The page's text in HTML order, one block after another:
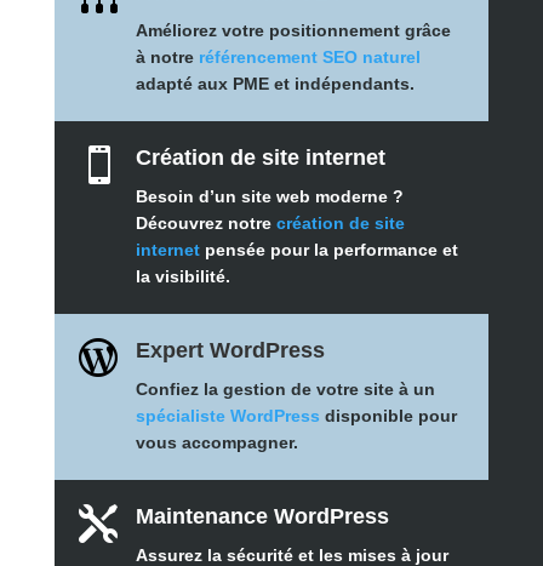
Améliorez votre positionnement grâce
à notre référencement SEO naturel
adapté aux PME et indépendants.
 Création de site internet
Besoin d’un site web moderne ?
Découvrez notre création de site
internet pensée pour la performance et
la visibilité.
 Expert WordPress
Confiez la gestion de votre site à un
spécialiste WordPress disponible pour
vous accompagner.
 Maintenance WordPress
Assurez la sécurité et les mises à jour